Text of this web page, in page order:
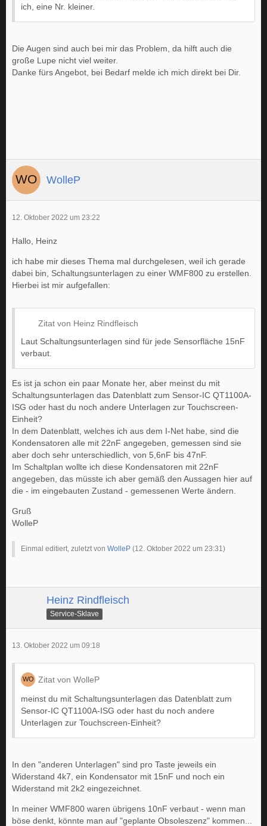
ich, eine Nr. kleiner.
Die Augen sind auch bei mir das Problem, da hilft auch die
große Lupe nicht viel weiter.
Danke fürs Angebot, bei Bedarf melde ich mich direkt bei Dir.
WolleP
12. Oktober 2022 um 23:22
Hallo, Heinz
ich habe mir dieses Thema mal durchgelesen, weil ich gerade
dabei bin, Schaltungsunterlagen zu einer WMF800 zu erstellen.
Hierbei ist mir aufgefallen:
Zitat von Heinz Rindfleisch
Laut Schaltungsunterlagen sind für jede Sensorfläche 15nF
verbaut.
Es ist ja schon ein paar Monate her, aber meinst du mit
Schaltungsunterlagen das Datenblatt zum Sensor-IC QT1100A-
ISG oder hast du noch andere Unterlagen zur Touchscreen-
Einheit?
In dem Datenblatt, welches ich aus dem I-Net habe, sind die
Kondensatoren alle mit 22nF angegeben, gemessen sind sie
aber doch sehr unterschiedlich, von 5,6nF bis 47nF.
Im Schaltplan wollte ich diese Kondensatoren mit 22nF
angegeben, das müsste ich aber gemäß den Aussagen hier auf
die - im eingebauten Zustand - gemessenen Werte ändern.
Gruß
WolleP
Einmal editiert, zuletzt von WolleP (12. Oktober 2022 um 23:31)
Heinz Rindfleisch
Service-Sklave
13. Oktober 2022 um 09:18
Zitat von WolleP
meinst du mit Schaltungsunterlagen das Datenblatt zum
Sensor-IC QT1100A-ISG oder hast du noch andere
Unterlagen zur Touchscreen-Einheit?
In den "anderen Unterlagen" sind pro Taste jeweils ein
Widerstand 4k7, ein Kondensator mit 15nF und noch ein
Widerstand mit 2k2 eingezeichnet.
In meiner WMF800 waren übrigens 10nF verbaut - wenn man
böse denkt, könnte man auf "geplante Obsoleszenz" kommen...